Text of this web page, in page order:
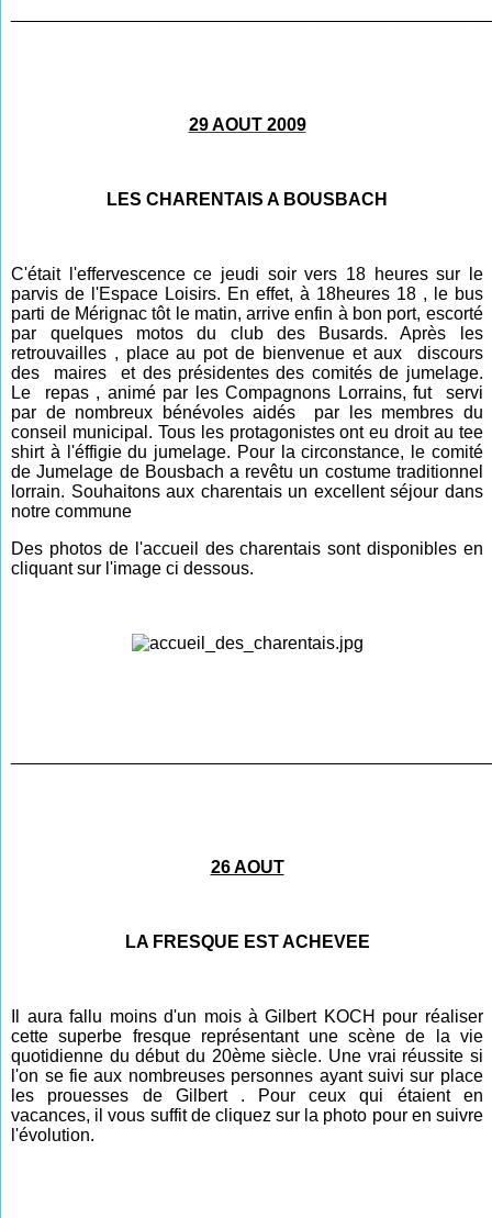
29 AOUT 2009
LES CHARENTAIS A BOUSBACH
C'était l'effervescence ce jeudi soir vers 18 heures sur le
parvis de l'Espace Loisirs. En effet, à 18heures 18 , le bus
parti de Mérignac tôt le matin, arrive enfin à bon port, escorté
par quelques motos du club des Busards. Après les
retrouvailles , place au pot de bienvenue et aux discours
des maires et des présidentes des comités de jumelage.
Le repas , animé par les Compagnons Lorrains, fut servi
par de nombreux bénévoles aidés par les membres du
conseil municipal. Tous les protagonistes ont eu droit au tee
shirt à l'éffigie du jumelage. Pour la circonstance, le comité
de Jumelage de Bousbach a revêtu un costume traditionnel
lorrain. Souhaitons aux charentais un excellent séjour dans
notre commune
Des photos de l'accueil des charentais sont disponibles en
cliquant sur l'image ci dessous.
26 AOUT
LA FRESQUE EST ACHEVEE
Il aura fallu moins d'un mois à Gilbert KOCH pour réaliser
cette superbe fresque représentant une scène de la vie
quotidienne du début du 20ème siècle. Une vrai réussite si
l'on se fie aux nombreuses personnes ayant suivi sur place
les prouesses de Gilbert . Pour ceux qui étaient en
vacances, il vous suffit de cliquez sur la photo pour en suivre
l'évolution.